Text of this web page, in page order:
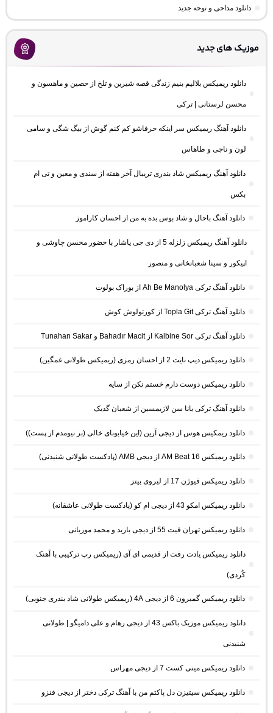
دانلود مداحی و نوحه جدید
موزیک های جدید
دانلود ریمیکس بلالیم بنیم زندگی قصه شیرین و تلخ از حصین و ماهسون و
محسن لرستانی | ترکی
دانلود آهنگ ریمیکس سر اینکه حرفاشو کم کنم گوش از بیگ شگی و سامی
لون و ناجی و طاهاس
دانلود آهنگ ریمیکس شاد بندری تریبال آخر هفته از سندی و معین و تی ام
بکس
دانلود آهنگ باحال و شاد بوس بده به من از احسان کاراموز
دانلود آهنگ ریمیکس زلزله 5 از دی جی یاشار با حضور محسن چاوشی و
اپیکور و سینا شعبانخانی و منصور
دانلود آهنگ ترکی Ah Be Manolya از بوراک بولوت
دانلود آهنگ ترکی Topla Git از کورتولوش کوش
دانلود آهنگ ترکی Kalbine Sor از Bahadır Macit و Tunahan Sakar
دانلود ریمیکس دیپ نایت 2 از احسان رمزی (ریمیکس طولانی غمگین)
دانلود ریمیکس دوست دارم خستم نکن از سایه
دانلود آهنگ ترکی بانا سن لازیمسین از شعبان گدیک
دانلود ریمکیس هوس از دیجی آرین (این خیابونای خالی (بر نیومدم از پست))
دانلود ریمیکس AM Beat 16 از دیجی AMB (پادکست طولانی شنیدنی)
دانلود ریمیکس فیوژن 17 از لیروی بیتز
دانلود ریمیکس امکو 43 از دیجی ام کو (پادکست طولانی عاشقانه)
دانلود ریمیکس تهران فیت 55 از دیجی باربد و محمد موریانی
دانلود ریمیکس یادت رفت از قدیمی ای آی (ریمیکس رپ ترکیبی با آهنک
کُردی)
دانلود ریمیکس گمبرون 6 از دیجی 4A (ریمیکس طولانی شاد بندری جنوبی)
دانلود ریمیکس موزیک باکس 43 از دیجی رهام و علی دامیگو | طولانی
شنیدنی
دانلود ریمیکس مینی کست 7 از دیجی مهراس
دانلود ریمیکس سیتیزن دل پاکتم من با آهنگ ترکی دختر از دیجی فنزو